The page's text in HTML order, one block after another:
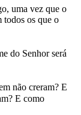
uma vez que o
todos os que o
do Senhor será
não creram? E
E como